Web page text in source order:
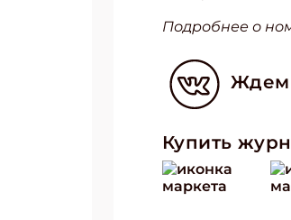
Подробнее о
Ждем
Купить